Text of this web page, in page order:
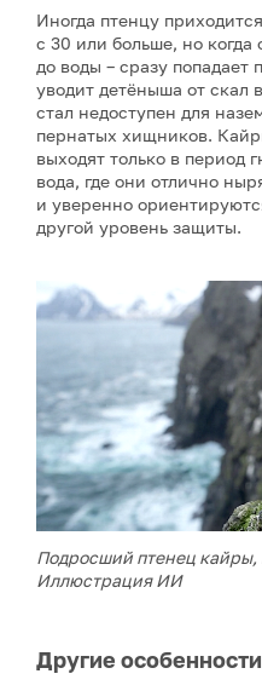
Иногда птенцу
с 30 или больше, но когда
до воды – сразу попадает
уводит детёныша от скал
стал недоступен для
пернатых хищников.
выходят только в период
вода, где они отлично
и уверенно
другой уровень защиты.
Подросший птенец кайры,
Иллюстрация ИИ
Другие